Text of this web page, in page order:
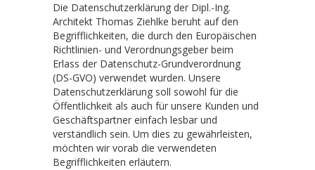
Die Datenschutzerklärung der Dipl.-Ing.
Architekt Thomas Ziehlke beruht auf den
Begrifflichkeiten, die durch den Europäischen
Richtlinien- und Verordnungsgeber beim
Erlass der Datenschutz-Grundverordnung
(DS-GVO) verwendet wurden. Unsere
Datenschutzerklärung soll sowohl für die
Öffentlichkeit als auch für unsere Kunden und
Geschäftspartner einfach lesbar und
verständlich sein. Um dies zu gewährleisten,
möchten wir vorab die verwendeten
Begrifflichkeiten erläutern.